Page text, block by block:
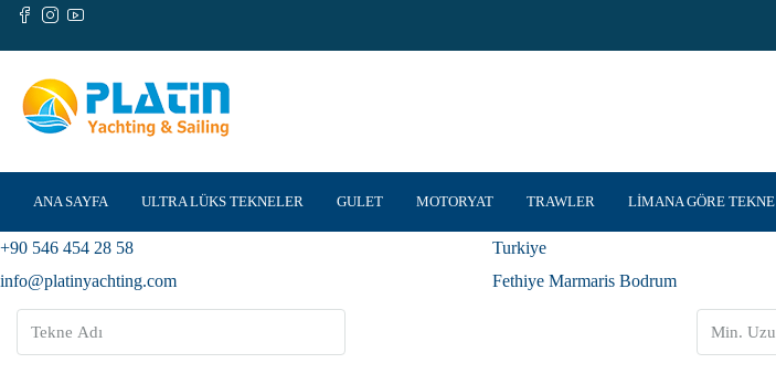
ANA SAYFA ULTRA LÜKS TEKNELER GULET MOTORYAT TRAWLER LIMANA GÖRE TEKNE
+90 546 454 28 58
info@platinyachting.com
Turkiye
Fethiye Marmaris Bodrum